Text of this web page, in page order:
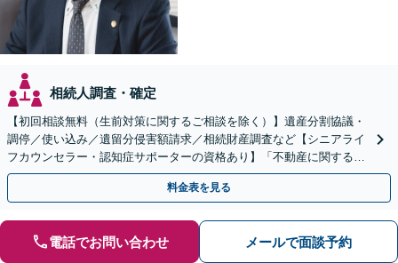
相続人調査・確定
【初回相談無料（生前対策に関するご相談を除く）】遺産分割協議・
調停／使い込み／遺留分侵害額請求／相続財産調査など【シニアライ
フカウンセラー・認知症サポーターの資格あり】「不動産に関する相
続もお任せください」【当日・夜間相談可（要相談）】
料金表を見る
電話でお問い合わせ メールで面談予約